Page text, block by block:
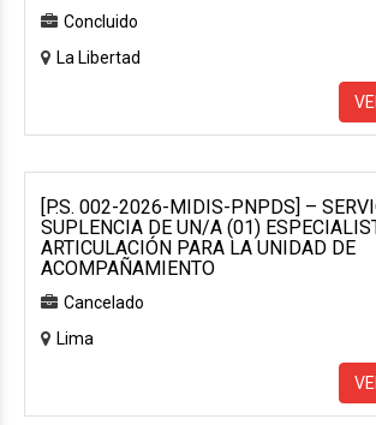
Concluido
La Libertad
[P.S. 002-2026-MIDIS-PNPDS] –
SUPLENCIA DE UN/A (01)
ARTICULACIÓN PARA LA UNIDAD DE
ACOMPAÑAMIENTO
Cancelado
Lima